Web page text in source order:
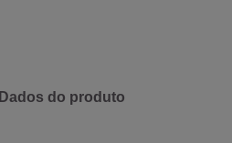
Dados do produto